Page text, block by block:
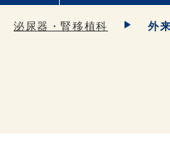
泌尿器・腎移植科 外